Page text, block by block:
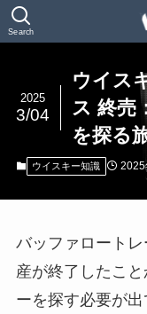
Search
ウイス
ス 終売
を探る
2025
3/04
ウイスキー知識 2025
バッファロート
産が終了したこ
ーを探す必要が